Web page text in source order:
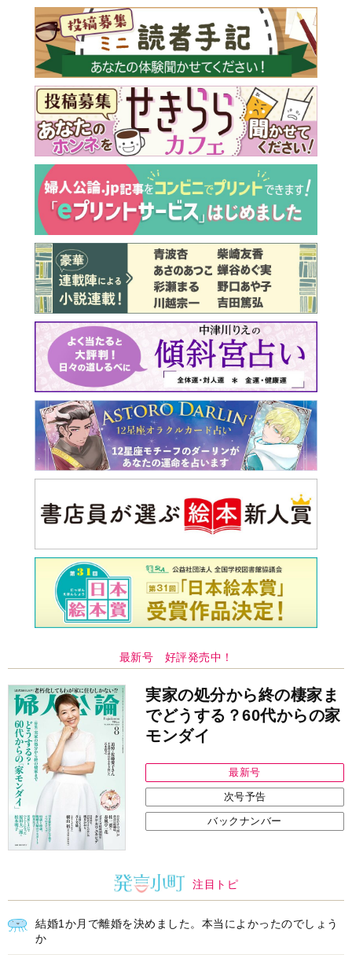
最新号 好評発売中！
実家の処分から終の棲家ま
でどうする？60代からの家
モンダイ
最新号
次号予告
バックナンバー
注目トピ
結婚1か月で離婚を決めました。本当によかったのでしょう
か